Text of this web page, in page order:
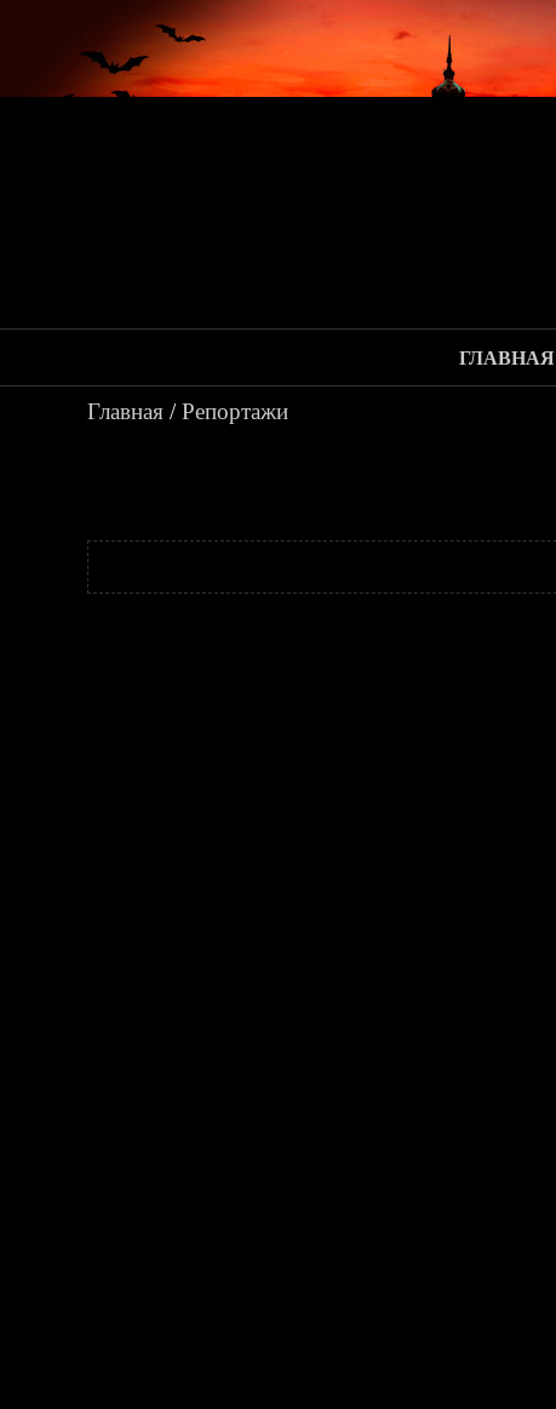
ГЛАВНАЯ
Главная /Репортажи